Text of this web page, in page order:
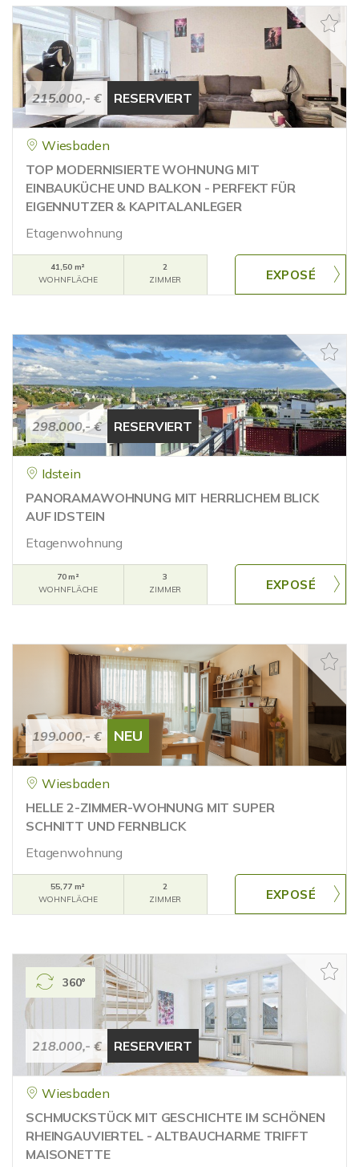
215.000,- € RESERVIERT
Wiesbaden
TOP MODERNISIERTE WOHNUNG MIT
EINBAUKÜCHE UND BALKON - PERFEKT FÜR
EIGENNUTZER & KAPITALANLEGER
Etagenwohnung
41,50 m²
WOHNFLÄCHE
2
ZIMMER
298.000,- € RESERVIERT
Idstein
PANORAMAWOHNUNG MIT HERRLICHEM BLICK
AUF IDSTEIN
Etagenwohnung
70 m²
WOHNFLÄCHE
3
ZIMMER
199.000,- € NEU
Wiesbaden
HELLE 2-ZIMMER-WOHNUNG MIT SUPER
SCHNITT UND FERNBLICK
Etagenwohnung
55,77 m²
WOHNFLÄCHE
2
ZIMMER
218.000,- € RESERVIERT
360°
Wiesbaden
SCHMUCKSTÜCK MIT GESCHICHTE IM SCHÖNEN
RHEINGAUVIERTEL - ALTBAUCHARME TRIFFT
MAISONETTE